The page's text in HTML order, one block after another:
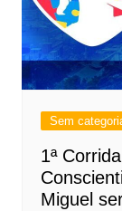
Sem
1ª
Miguel